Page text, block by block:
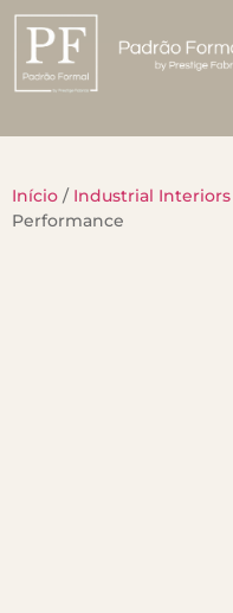
Início / Industrial Interiors
Performance